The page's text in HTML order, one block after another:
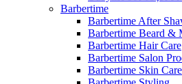
Barbertime
Barbertime After
Barbertime Beard &
Barbertime Hair Care
Barbertime Salon
Barbertime Skin Care